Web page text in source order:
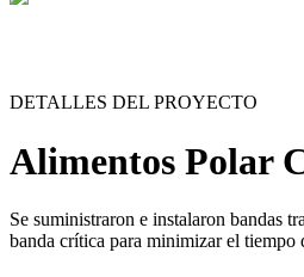
DETALLES DEL PROYECTO
Alimentos Polar
Se suministraron e instalaron bandas
banda crítica para minimizar el tiempo